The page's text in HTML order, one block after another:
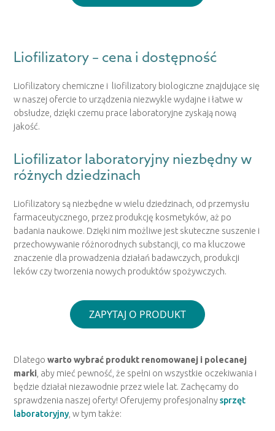
Liofilizatory – cena i dostępność
Liofilizatory chemiczne i liofilizatory biologiczne znajdujące się
w naszej ofercie to urządzenia niezwykle wydajne i łatwe w
obsłudze, dzięki czemu prace laboratoryjne zyskają nową
jakość.
Liofilizator laboratoryjny niezbędny w
różnych dziedzinach
Liofilizatory są niezbędne w wielu dziedzinach, od przemysłu
farmaceutycznego, przez produkcję kosmetyków, aż po
badania naukowe. Dzięki nim możliwe jest skuteczne suszenie i
przechowywanie różnorodnych substancji, co ma kluczowe
znaczenie dla prowadzenia działań badawczych, produkcji
leków czy tworzenia nowych produktów spożywczych.
ZAPYTAJ O PRODUKT
Dlategowarto wybrać produkt renomowanej i polecanej
marki , aby mieć pewność, że spełni on wszystkie oczekiwania i
będzie działał niezawodnie przez wiele lat. Zachęcamy do
sprawdzenia naszej oferty! Oferujemy profesjonalnysprzęt
laboratoryjny, w tym także: